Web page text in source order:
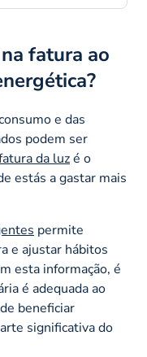
fatura ao
e das
podem ser
da luzé o
estás a gastar mais
permite
e ajustar hábitos
esta informação, é
é adequada ao
beneficiar
significativa do